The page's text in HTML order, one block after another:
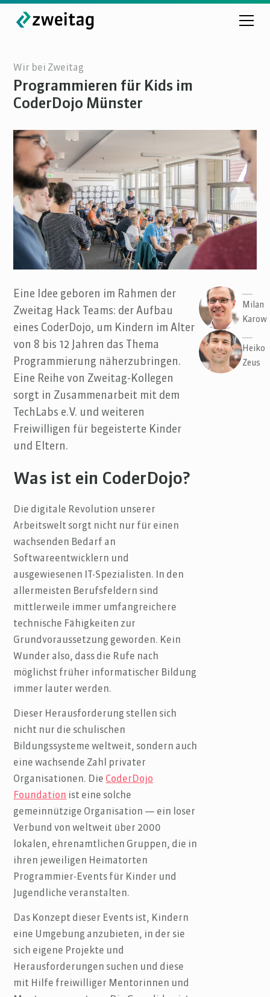
Wir bei Zweitag
Programmieren für Kids im
CoderDojo Münster
Eine Idee geboren im Rahmen der
Zweitag Hack Teams: der Aufbau
eines CoderDojo, um Kindern im Alter
von 8 bis 12 Jahren das Thema
Programmierung näherzubringen.
Eine Reihe von Zweitag-Kollegen
sorgt in Zusammenarbeit mit dem
TechLabs e.V. und weiteren
Freiwilligen für begeisterte Kinder
und Eltern.
Was ist ein CoderDojo?
Die digitale Revolution unserer
Arbeitswelt sorgt nicht nur für einen
wachsenden Bedarf an
Softwareentwicklern und
ausgewiesenen IT-Spezialisten. In den
allermeisten Berufsfeldern sind
mittlerweile immer umfangreichere
technische Fähigkeiten zur
Grundvoraussetzung geworden. Kein
Wunder also, dass die Rufe nach
möglichst früher informatischer Bildung
immer lauter werden.
Dieser Herausforderung stellen sich
nicht nur die schulischen
Bildungssysteme weltweit, sondern auch
eine wachsende Zahl privater
Organisationen. Die CoderDojo
Foundation ist eine solche
gemeinnützige Organisation — ein loser
Verbund von weltweit über 2000
lokalen, ehrenamtlichen Gruppen, die in
ihren jeweiligen Heimatorten
Programmier-Events für Kinder und
Jugendliche veranstalten.
Das Konzept dieser Events ist, Kindern
eine Umgebung anzubieten, in der sie
sich eigene Projekte und
Herausforderungen suchen und diese
mit Hilfe freiwilliger Mentorinnen und
Milan
Karow
Heiko
Zeus